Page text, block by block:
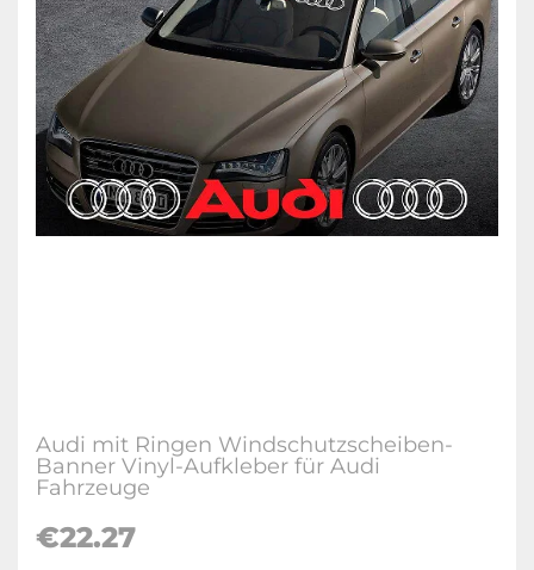
Audi mit Ringen Windschutzscheiben-
Banner Vinyl-Aufkleber für Audi
Fahrzeuge
€22.27